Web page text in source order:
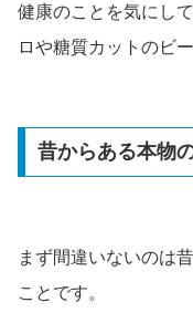
健康のことを気にし
ロや糖質カットのビ
昔からある本物
まず間違いないのは
ことです。